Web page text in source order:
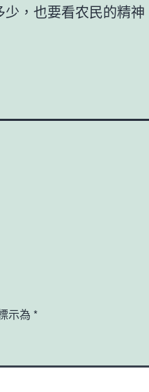
少，也要看农民的精神
示為 *